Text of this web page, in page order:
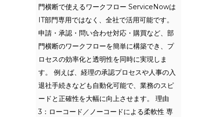
門横断で使えるワークフロー ServiceNowは
IT部門専用ではなく、全社で活用可能です。
申請・承認・問い合わせ対応・購買など、部
門横断のワークフローを簡単に構築でき、プ
ロセスの効率化と透明性を同時に実現しま
す。 例えば、経理の承認プロセスや人事の入
退社手続きなども自動化可能で、業務のスピ
ードと正確性を大幅に向上させます。 理由
3：ローコード／ノーコードによる柔軟性 専